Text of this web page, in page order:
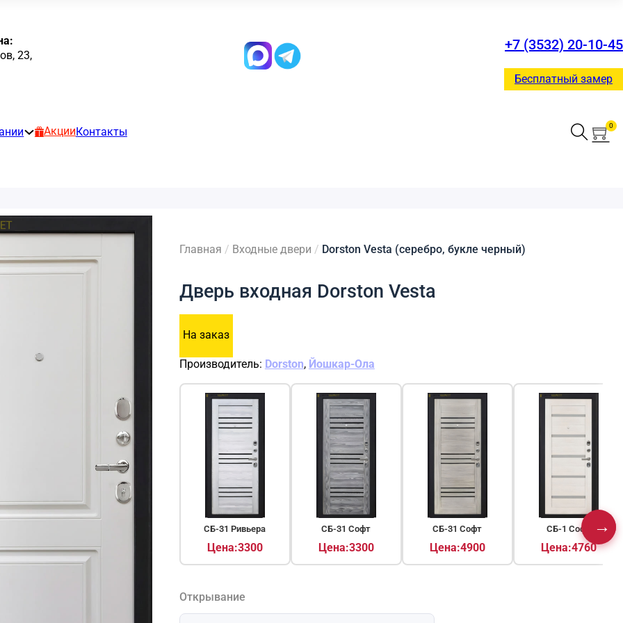
23,
+7 (3532) 20-10-45
Бесплатный замер
Акции Контакты
0
Главная / Входные двери / Dorston Vesta (серебро, букле черный)
Дверь входная Dorston Vesta
На заказ
Производитель: Dorston, Йошкар-Ола
СБ-31 Ривьера
Цена:3300
СБ-31 Софт
Цена:3300
СБ-31 Софт
Цена:4900
СБ-1 Софт
Цена:4760
Открывание
→
▶